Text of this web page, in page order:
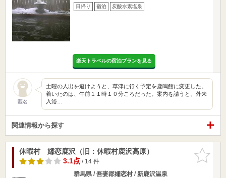
日帰り 宿泊 炭酸水素塩泉
楽天トラベルの宿泊プランを見る
匿名
土曜の人出を避けようと、草津に行く予定を鹿鳴館に変更した。
着いたのは、午前１１時１０分ころだった。案内を請うと、外来
入浴…
関連情報から探す
お気に入
りに追加
休暇村 嬬恋鹿沢（旧：休暇村鹿沢高原）
3.1点/ 14 件
群馬県 / 吾妻郡嬬恋村 / 新鹿沢温泉